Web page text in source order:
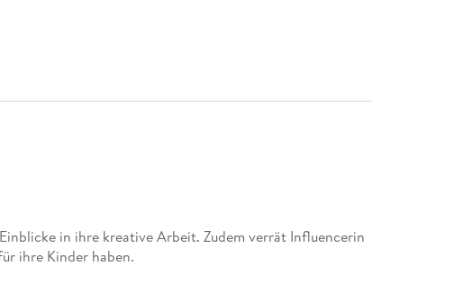
in ihre kreative Arbeit. Zudem verrät Influencerin
ihre Kinder haben.